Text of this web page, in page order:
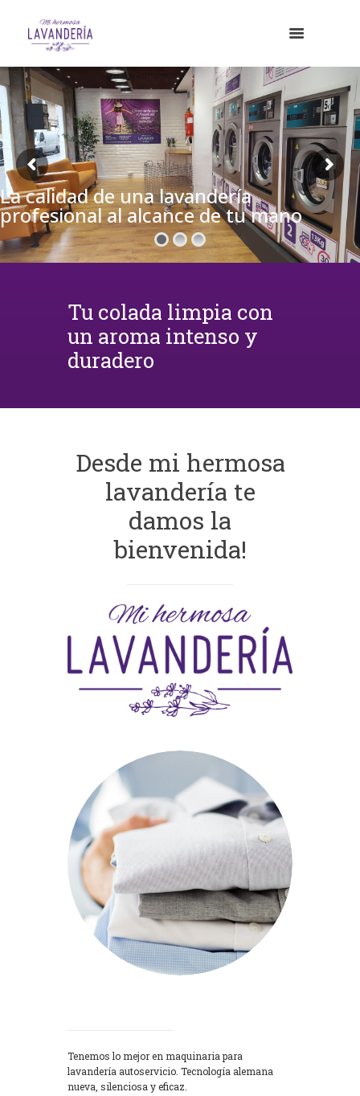
La calidad de una lavandería
profesional al alcance de tu mano
Tu colada limpia con
un aroma intenso y
duradero
Desde mi hermosa
lavandería te
damos la
bienvenida!
Tenemos lo mejor en maquinaria para
lavandería autoservicio. Tecnología alemana
nueva, silenciosa y eficaz.